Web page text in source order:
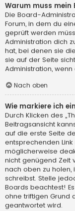
Warum muss mein
Die Board-
Forum, in dem du
geprüft werden
Administration dich
hat, bei denen sie
sie auf der Seite
Administration,
Nach oben
Wie markiere ich
Durch Klicken des
Beitragsansicht
auf die erste Seite
entsprechenden Link
möglicherweise
nicht genügend Zeit
nach oben zu
schreibst. Stelle
Boards beachtest!
ohne triftigen Grund
geantwortet wird.